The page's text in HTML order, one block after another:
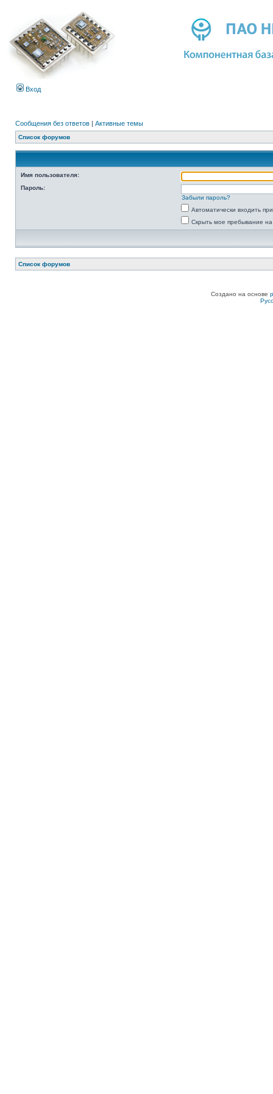
Вход
Сообщения без ответов | Активные темы
Список форумов
Имя пользователя:
Пароль:
Забыли пароль?
Автоматически входить
Скрыть мое пребывание
Список форумов
Создано на основе